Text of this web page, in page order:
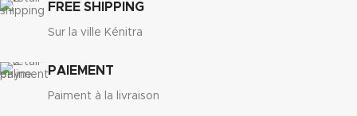
FREE SHIPPING
Sur la ville Kénitra
PAIEMENT
Paiment à la livraison